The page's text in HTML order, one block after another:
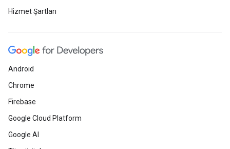
Hizmet Şartları
Android
Chrome
Firebase
Google Cloud Platform
Google AI